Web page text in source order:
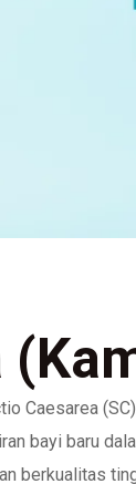
Caesarea
bayi baru
berkualitas